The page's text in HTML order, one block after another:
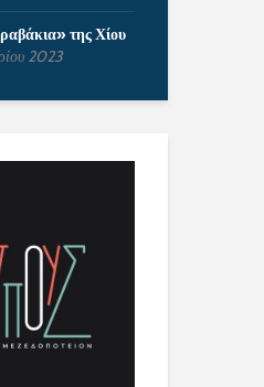
της Χίου
2023